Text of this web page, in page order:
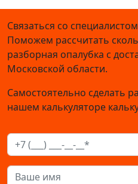
Связаться со специалистом
Поможем рассчитать
разборная опалубка с
Московской области.
Самостоятельно сделать
нашем калькуляторе